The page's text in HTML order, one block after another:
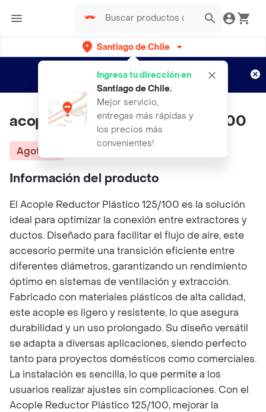
Santiago de Chile
Ingresa tu dirección en
Santiago de Chile.
Mejor servicio,
entregas más rápidas y
los precios más
convenientes!
envíos gratis por semanas
Aplican TyC
acople Reductor Plástico 125/100
Agotado
Información del producto
El Acople Reductor Plástico 125/100 es la solución
ideal para optimizar la conexión entre extractores y
ductos. Diseñado para facilitar el flujo de aire, este
accesorio permite una transición eficiente entre
diferentes diámetros, garantizando un rendimiento
óptimo en sistemas de ventilación y extracción.
Fabricado con materiales plásticos de alta calidad,
este acople es ligero y resistente, lo que asegura
durabilidad y un uso prolongado. Su diseño versátil
se adapta a diversas aplicaciones, siendo perfecto
tanto para proyectos domésticos como comerciales.
La instalación es sencilla, lo que permite a los
usuarios realizar ajustes sin complicaciones. Con el
Acople Reductor Plástico 125/100, mejorar la